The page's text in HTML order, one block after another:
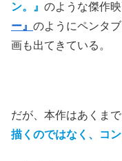
ン。』 のような傑作
ー』 のようにペンタ
画も出てきている。
だが、本作はあくま
描くのではなく、コ